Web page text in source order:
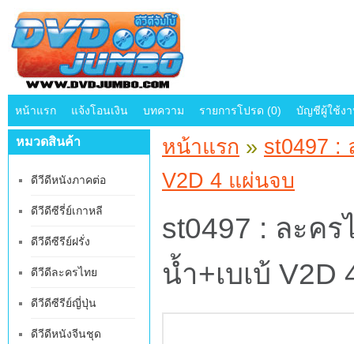
หน้าแรก แจ้งโอนเงิน บทความ รายการโปรด (0) บัญชีผู้ใช้ง
หมวดสินค้า
ดีวีดีหนังภาคต่อ
ดีวีดีซีรี่ย์เกาหลี
ดีวีดีซีรีย์ฝรั่ง
ดีวีดีละครไทย
ดีวีดีซีรีย์ญี่ปุ่น
ดีวีดีหนังจีนชุด
หน้าแรก » st0497 :
V2D 4 แผ่นจบ
st0497 : ละค
น้ำ+เบเบ้ V2D